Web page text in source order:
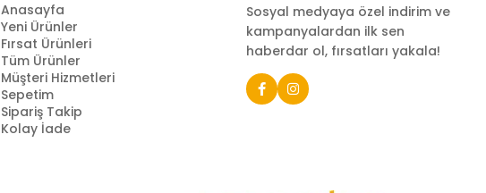
Anasayfa
Yeni Ürünler
Fırsat Ürünleri
Tüm Ürünler
Müşteri Hizmetleri
Sepetim
Sipariş Takip
Kolay İade
Sosyal medyaya özel indirim ve
kampanyalardan ilk sen
haberdar ol, fırsatları yakala!